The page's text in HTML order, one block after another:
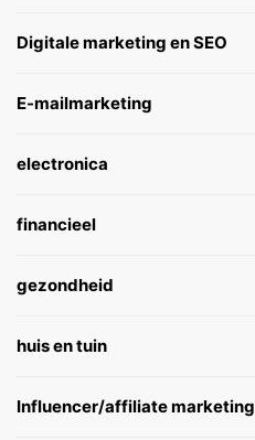
Digitale marketing en SEO
E-mailmarketing
electronica
financieel
gezondheid
huis en tuin
Influencer/affiliate marketing